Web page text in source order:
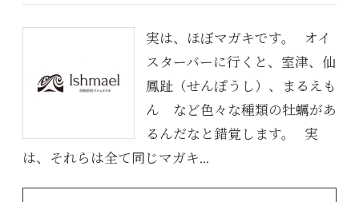
実は、ほぼマガキです。 オイ
スターバーに行くと、室津、仙
鳳趾（せんぽうし）、まるえも
ん など色々な種類の牡蠣があ
るんだなと錯覚します。 実
は、それらは全て同じマガキ...